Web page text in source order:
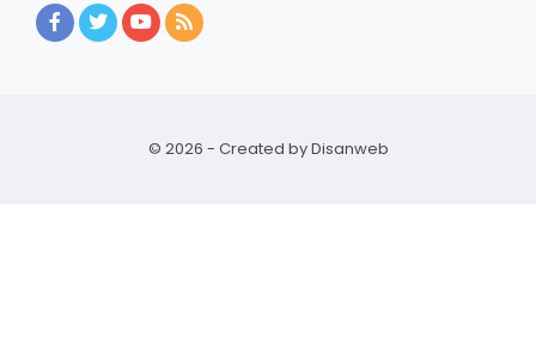
© 2026 - Created byDisanweb